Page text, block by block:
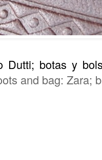
Dutti; botas y
and bag: Zara;